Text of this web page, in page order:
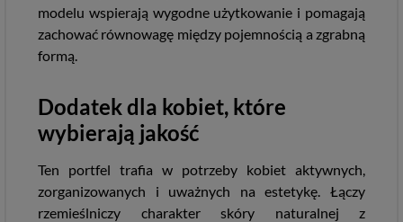
modelu wspierają wygodne użytkowanie i pomagają
zachować równowagę między pojemnością a zgrabną
formą.
Dodatek dla kobiet, które
wybierają jakość
Ten portfel trafia w potrzeby kobiet aktywnych,
zorganizowanych i uważnych na estetykę. Łączy
rzemieślniczy charakter skóry naturalnej z